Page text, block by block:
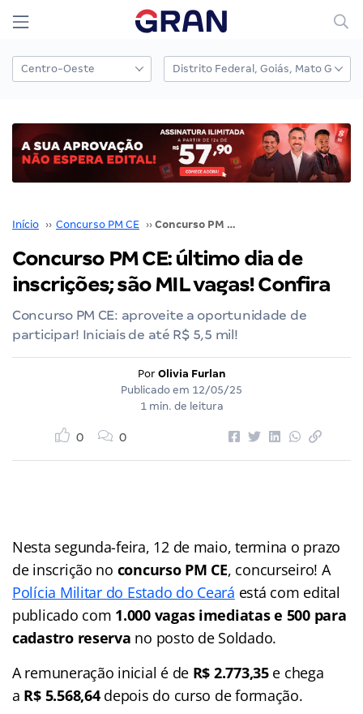
Início ›› Concurso PM CE ›› Concurso PM CE: último dia de inscrições; são MIL vagas! Confira
Concurso PM CE: último dia de
inscrições; são MIL vagas! Confira
Concurso PM CE: aproveite a oportunidade de
participar! Iniciais de até R$ 5,5 mil!
Por Olivia Furlan
Publicado em 12/05/25
1 min. de leitura
0 0
Nesta segunda-feira, 12 de maio, termina o prazo
de inscrição no concurso PM CE, concurseiro! A
Polícia Militar do Estado do Ceará está com edital
publicado com 1.000 vagas imediatas e 500 para
cadastro reserva no posto de Soldado.
A remuneração inicial é de R$ 2.773,35e chega
a R$ 5.568,64depois do curso de formação.